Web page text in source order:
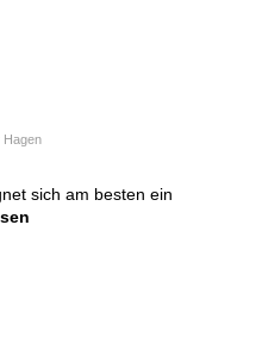
Hagen
sich am besten ein